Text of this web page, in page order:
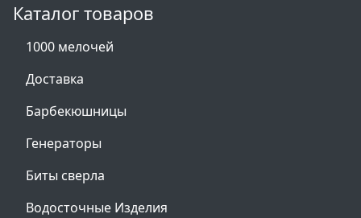
Каталог товаров
1000 мелочей
Доставка
Барбекюшницы
Генераторы
Биты сверла
Водосточные Изделия